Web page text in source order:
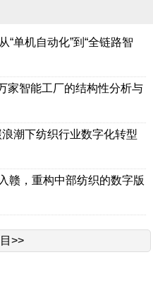
单机自动化”到“全链路智
家智能工厂的结构性分析与
潮下纺织行业数字化转型
赣，重构中部纺织的数字版
>>